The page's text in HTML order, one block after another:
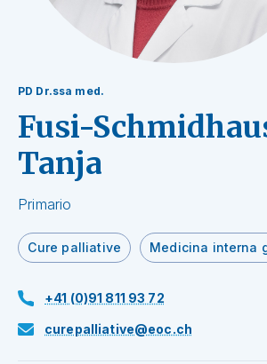
PD Dr.ssa med.
Fusi-
Tanja
Primario
Cure palliative Medicina interna
+41 (0)91 811 93 72
curepalliative@eoc.ch